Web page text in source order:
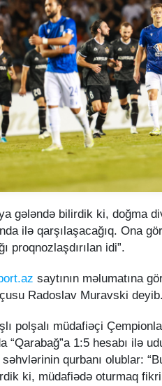
gələndə bilirdik ki, doğma
ilə qarşılaşacağıq. Ona
proqnozlaşdırılan idi”.
saytının məlumatına
Radoslav Muravski deyib.
polşalı müdafiəçi
“Qarabağ”a 1:5 hesabı ilə
qurbanı olublar:
ki, müdafiədə oturmaq